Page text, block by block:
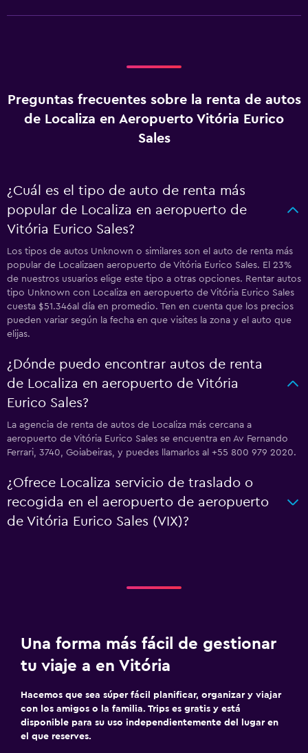
Preguntas frecuentes sobre la renta de autos
de Localiza en Aeropuerto Vitória Eurico
Sales
¿Cuál es el tipo de auto de renta más
popular de Localiza en aeropuerto de
Vitória Eurico Sales?
Los tipos de autos Unknown o similares son el auto de renta más
popular de Localizaen aeropuerto de Vitória Eurico Sales. El 23%
de nuestros usuarios elige este tipo a otras opciones. Rentar autos
tipo Unknown con Localiza en aeropuerto de Vitória Eurico Sales
cuesta $51.346al día en promedio. Ten en cuenta que los precios
pueden variar según la fecha en que visites la zona y el auto que
elijas.
¿Dónde puedo encontrar autos de renta
de Localiza en aeropuerto de Vitória
Eurico Sales?
La agencia de renta de autos de Localiza más cercana a
aeropuerto de Vitória Eurico Sales se encuentra en Av Fernando
Ferrari, 3740, Goiabeiras, y puedes llamarlos al +55 800 979 2020.
¿Ofrece Localiza servicio de traslado o
recogida en el aeropuerto de aeropuerto
de Vitória Eurico Sales (VIX)?
Una forma más fácil de gestionar
tu viaje a en Vitória
Hacemos que sea súper fácil planificar, organizar y viajar
con los amigos o la familia. Trips es gratis y está
disponible para su uso independientemente del lugar en
el que reserves.